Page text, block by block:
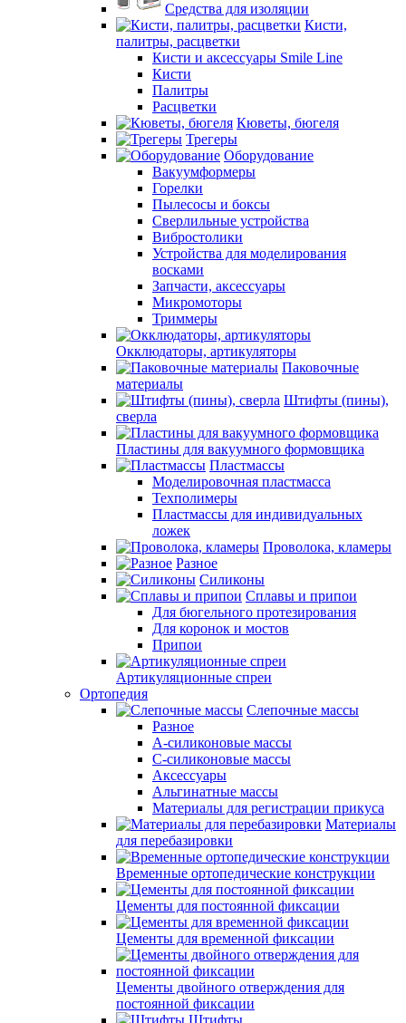
Средства для изоляции
Кисти,
палитры, расцветки
Кисти и аксессуары Smile Line
Кисти
Палитры
Расцветки
Кюветы, бюгеля
Трегеры
Оборудование
Вакуумформеры
Горелки
Пылесосы и боксы
Сверлильные устройства
Вибростолики
Устройства для моделирования
восками
Запчасти, аксессуары
Микромоторы
Триммеры
Окклюдаторы, артикуляторы
Паковочные
материалы
Штифты (пины),
сверла
Пластины для вакуумного формовщика
Пластмассы
Моделировочная пластмасса
Техполимеры
Пластмассы для индивидуальных
ложек
Проволока, кламеры
Разное
Силиконы
Сплавы и припои
Для бюгельного протезирования
Для коронок и мостов
Припои
Артикуляционные спреи
Ортопедия
Слепочные массы
Разное
А-силиконовые массы
С-силиконовые массы
Аксессуары
Альгинатные массы
Материалы для регистрации прикуса
Материалы
для перебазировки
Временные ортопедические конструкции
Цементы для постоянной фиксации
Цементы для временной фиксации
Цементы двойного отверждения для
постоянной фиксации
Штифты